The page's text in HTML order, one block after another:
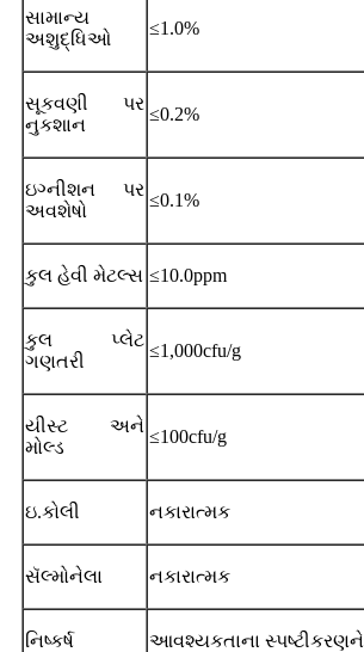
સામાન્ય
અશુદ્ધિઓ
≤1.0%
સૂકવણી પર
નુકશાન
≤0.2%
ઇગ્નીશન પર
અવશેષો
≤0.1%
કુલ હેવી મેટલ્સ ≤10.0ppm
કુલ પ્લેટ
ગણતરી
≤1,000cfu/g
યીસ્ટ અને
મોલ્ડ
≤100cfu/g
ઇ.કોલી નકારાત્મક
સૅલ્મોનેલા નકારાત્મક
નિષ્કર્ષ આવશ્યકતાના